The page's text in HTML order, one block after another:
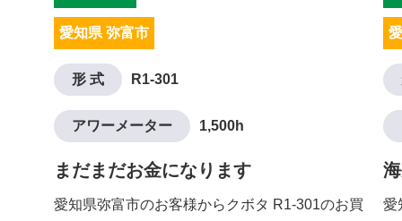
愛知県 弥富市
形 式 R1-301
アワーメーター 1,500h
まだまだお金になります
愛知県弥富市のお客様からクボタ R1-301のお買
愛